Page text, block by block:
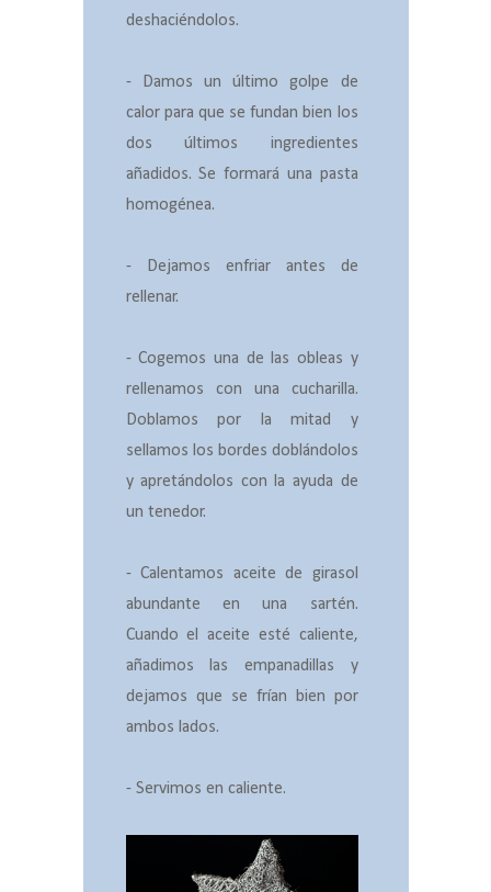
deshaciéndolos.
- Damos un último golpe de
calor para que se fundan bien los
dos últimos ingredientes
añadidos. Se formará una pasta
homogénea.
- Dejamos enfriar antes de
rellenar.
- Cogemos una de las obleas y
rellenamos con una cucharilla.
Doblamos por la mitad y
sellamos los bordes doblándolos
y apretándolos con la ayuda de
un tenedor.
- Calentamos aceite de girasol
abundante en una sartén.
Cuando el aceite esté caliente,
añadimos las empanadillas y
dejamos que se frían bien por
ambos lados.
- Servimos en caliente.